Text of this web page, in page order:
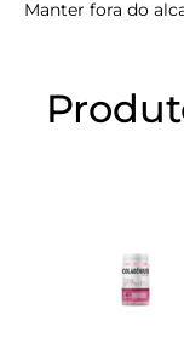
Manter fora do